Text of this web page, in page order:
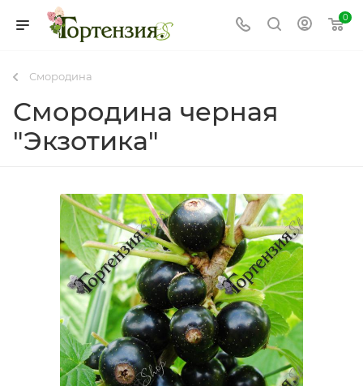
0
Смородина
Смородина черная
"Экзотика"